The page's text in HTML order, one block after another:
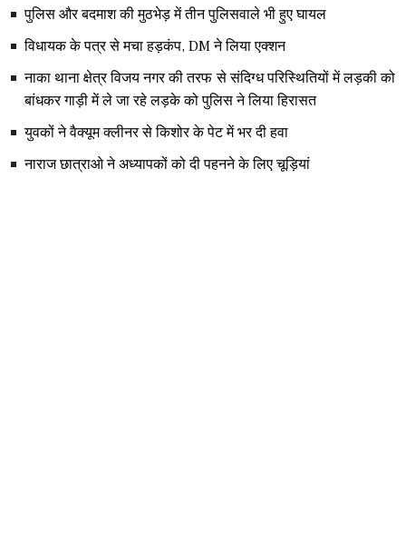
पुलिस और बदमाश की मुठभेड़ में तीन पुलिसवाले भी हुए घायल
विधायक के पत्र से मचा हड़कंप, DM ने लिया एक्शन
नाका थाना क्षेत्र विजय नगर की तरफ से संदिग्ध परिस्थितियों में लड़की को
बांधकर गाड़ी में ले जा रहे लड़के को पुलिस ने लिया हिरासत
युवकों ने वैक्यूम क्लीनर से किशोर के पेट में भर दी हवा
नाराज छात्राओ ने अध्यापकों को दी पहनने के लिए चूड़ियां